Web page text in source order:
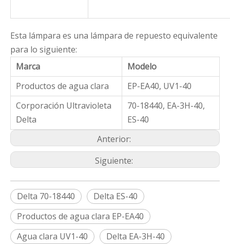
Esta lámpara es una lámpara de repuesto equivalente
para lo siguiente:
Marca
Modelo
Productos de agua clara
EP-EA40, UV1-40
Corporación Ultravioleta
Delta
70-18440, EA-3H-40,
ES-40
Anterior:
Siguiente:
Delta 70-18440
Delta ES-40
Productos de agua clara EP-EA40
Agua clara UV1-40
Delta EA-3H-40